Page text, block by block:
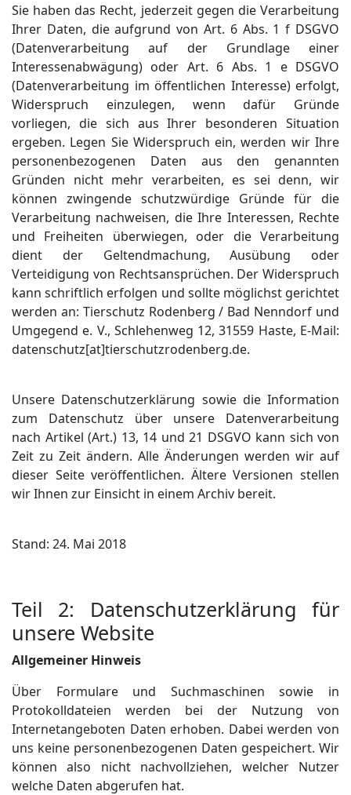
Sie haben das Recht, jederzeit gegen die Verarbeitung
Ihrer Daten, die aufgrund von Art. 6 Abs. 1 f DSGVO
(Datenverarbeitung auf der Grundlage einer
Interessenabwägung) oder Art. 6 Abs. 1 e DSGVO
(Datenverarbeitung im öffentlichen Interesse) erfolgt,
Widerspruch einzulegen, wenn dafür Gründe
vorliegen, die sich aus Ihrer besonderen Situation
ergeben. Legen Sie Widerspruch ein, werden wir Ihre
personenbezogenen Daten aus den genannten
Gründen nicht mehr verarbeiten, es sei denn, wir
können zwingende schutzwürdige Gründe für die
Verarbeitung nachweisen, die Ihre Interessen, Rechte
und Freiheiten überwiegen, oder die Verarbeitung
dient der Geltendmachung, Ausübung oder
Verteidigung von Rechtsansprüchen. Der Widerspruch
kann schriftlich erfolgen und sollte möglichst gerichtet
werden an: Tierschutz Rodenberg / Bad Nenndorf und
Umgegend e. V., Schlehenweg 12, 31559 Haste, E-Mail:
datenschutz[at]tierschutzrodenberg.de.
Unsere Datenschutzerklärung sowie die Information
zum Datenschutz über unsere Datenverarbeitung
nach Artikel (Art.) 13, 14 und 21 DSGVO kann sich von
Zeit zu Zeit ändern. Alle Änderungen werden wir auf
dieser Seite veröffentlichen. Ältere Versionen stellen
wir Ihnen zur Einsicht in einem Archiv bereit.
Stand: 24. Mai 2018
Teil 2: Datenschutzerklärung für
unsere Website
Allgemeiner Hinweis
Über Formulare und Suchmaschinen sowie in
Protokolldateien werden bei der Nutzung von
Internetangeboten Daten erhoben. Dabei werden von
uns keine personenbezogenen Daten gespeichert. Wir
können also nicht nachvollziehen, welcher Nutzer
welche Daten abgerufen hat.